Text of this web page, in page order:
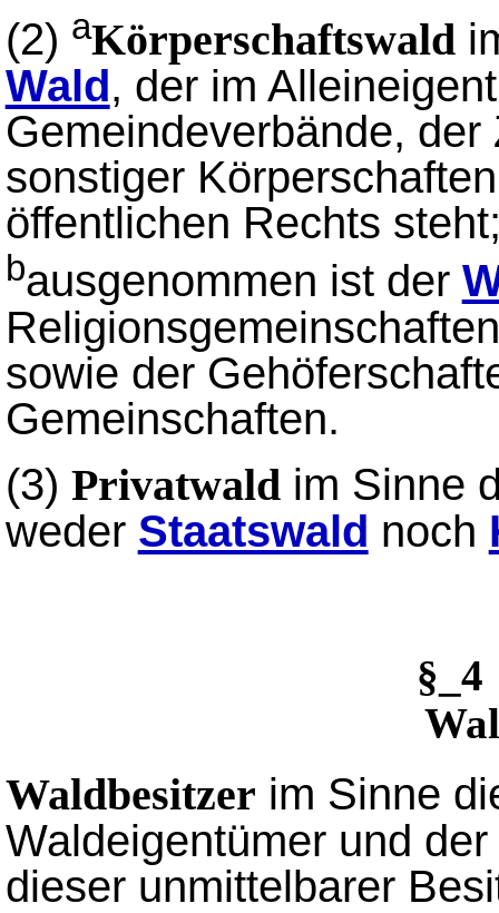
(2) aKörperschaftswald
Wald, der im
Gemeindeverbände,
sonstiger
öffentlichen Rechts
bausgenommen ist der
sowie der
Gemeinschaften.
(3) Privatwaldim Sinne
weder Staatswald noch
Waldbesitzer im Sinne
Waldeigentümer und
dieser unmittelbarer